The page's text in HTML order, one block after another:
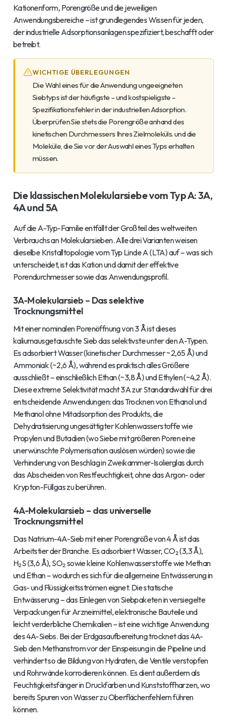
Kationenform, Porengröße und die jeweiligen
Anwendungsbereiche – ist grundlegendes Wissen für jeden,
der industrielle Adsorptionsanlagen spezifiziert, beschafft oder
betreibt.
WICHTIGE ÜBERLEGUNGEN
Die Wahl eines für die Anwendung ungeeigneten
Siebtyps ist der häufigste – und kostspieligste –
Spezifikationsfehler in der industriellen Adsorption.
Überprüfen Sie stets die Porengröße anhand des
kinetischen Durchmessers Ihres Zielmoleküls.unddie
Moleküle, die Sie vor der Auswahl eines Typs erhalten
müssen.
Die klassischen Molekularsiebe vom Typ A: 3A,
4A und 5A
Auf die A-Typ-Familie entfällt der Großteil des weltweiten
Verbrauchs an Molekularsieben. Alle drei Varianten weisen
dieselbe Kristalltopologie vom Typ Linde A (LTA) auf – was sich
unterscheidet, ist das Kation und damit der effektive
Porendurchmesser sowie das Anwendungsprofil.
3A-Molekularsieb – Das selektive
Trocknungsmittel
Mit einer nominalen Porenöffnung von 3 Å ist dieses
kaliumausgetauschte Sieb das selektivste unter den A-Typen.
Es adsorbiert Wasser (kinetischer Durchmesser ~2,65 Å) und
Ammoniak (~2,6 Å), während es praktisch alles Größere
ausschließt – einschließlich Ethan (~3,8 Å) und Ethylen (~4,2 Å).
Diese extreme Selektivität macht 3A zur Standardwahl für drei
entscheidende Anwendungen: das Trocknen von Ethanol und
Methanol ohne Mitadsorption des Produkts, die
Dehydratisierung ungesättigter Kohlenwasserstoffe wie
Propylen und Butadien (wo Siebe mit größeren Poren eine
unerwünschte Polymerisation auslösen würden) sowie die
Verhinderung von Beschlag in Zweikammer-Isolierglas durch
das Abscheiden von Restfeuchtigkeit, ohne das Argon- oder
Krypton-Füllgas zu berühren.
4A-Molekularsieb – das universelle
Trocknungsmittel
Das Natrium-4A-Sieb mit einer Porengröße von 4 Å ist das
Arbeitstier der Branche. Es adsorbiert Wasser, CO₂ (3,3 Å),
H₂S (3,6 Å), SO₂ sowie kleine Kohlenwasserstoffe wie Methan
und Ethan – wodurch es sich für die allgemeine Entwässerung in
Gas- und Flüssigkeitsströmen eignet. Die statische
Entwässerung – das Einlegen von Siebpaketen in versiegelte
Verpackungen für Arzneimittel, elektronische Bauteile und
leicht verderbliche Chemikalien – ist eine wichtige Anwendung
des 4A-Siebs. Bei der Erdgasaufbereitung trocknet das 4A-
Sieb den Methanstrom vor der Einspeisung in die Pipeline und
verhindert so die Bildung von Hydraten, die Ventile verstopfen
und Rohrwände korrodieren können. Es dient außerdem als
Feuchtigkeitsfänger in Druckfarben und Kunststoffharzen, wo
bereits Spuren von Wasser zu Oberflächenfehlern führen
können.